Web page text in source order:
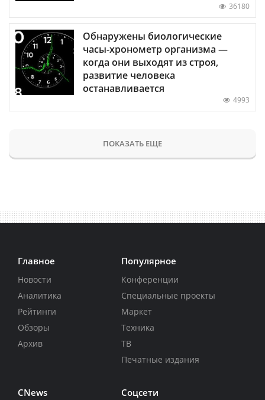
36180
Обнаружены биологические
часы-хронометр организма —
когда они выходят из строя,
развитие человека
останавливается
4993
ПОКАЗАТЬ ЕЩЕ
Главное
Новости
Аналитика
Рейтинги
Обзоры
Архив
Популярное
Конференции
Специальные проекты
Маркет
Техника
ТВ
Печатные издания
CNews Соцсети